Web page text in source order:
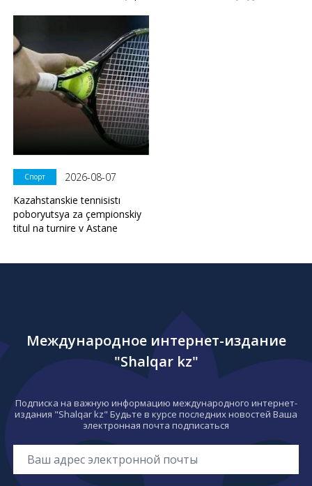
Спорт
2026-08-07
Kazahstanskie tennisistı
poboryutsya za çempionskiy
titul na turnire v Astane
Международное интернет-издание
"Shalqar kz"
Подписка на важную информацию международного интернет-
издания "Shalqar kz" Будьте в курсе последних новостей Ваша
электронная почта подписаться